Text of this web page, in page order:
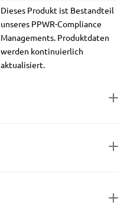
Dieses Produkt ist Bestandteil
unseres PPWR-Compliance
Managements. Produktdaten
werden kontinuierlich
aktualisiert.